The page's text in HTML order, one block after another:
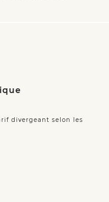
divergeant selon les